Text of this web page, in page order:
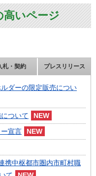
高いページ
札・契約 プレスリリース
ダーの限定販売につい
ついて
宣言
中枢都市圏内市町村職